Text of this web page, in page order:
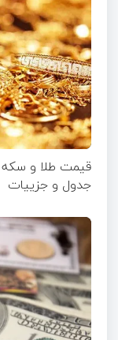
جدول و جزییات